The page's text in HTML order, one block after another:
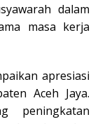
dalam
masa kerja
apresiasi
Aceh Jaya.
peningkatan